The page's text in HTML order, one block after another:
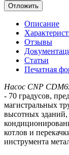
Отложить
Описание
Отзывы
Статьи
Печатная
Насос CNP
- 70 градусов,
магистральных
высотных зданий,
котлов и
инструмента